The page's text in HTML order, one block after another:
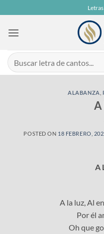
to
content
ALABANZA
A
POSTED ON 18 FEBRERO,
A
A la luz, Al
Por él
Oh que